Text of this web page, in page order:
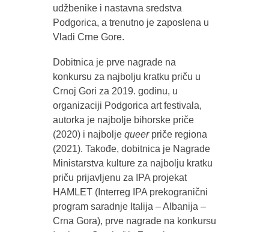
udžbenike i nastavna sredstva
Podgorica, a trenutno je zaposlena u
Vladi Crne Gore.
Dobitnica je prve nagrade na
konkursu za najbolju kratku priču u
Crnoj Gori za 2019. godinu, u
organizaciji Podgorica art festivala,
autorka je najbolje bihorske priče
(2020) i najbolje queerpriče regiona
(2021). Takođe, dobitnica je Nagrade
Ministarstva kulture za najbolju kratku
priču prijavljenu za IPA projekat
HAMLET (Interreg IPA prekogranični
program saradnje Italija ‒ Albanija ‒
Crna Gora), prve nagrade na konkursu